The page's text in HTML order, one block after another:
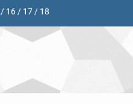
/ 16/ 17/ 18